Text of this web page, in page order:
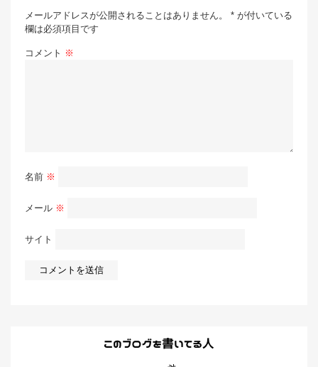
メールアドレスが公開されることはありません。 * が付いている
欄は必須項目です
コメント ※
名前 ※
メール ※
サイト